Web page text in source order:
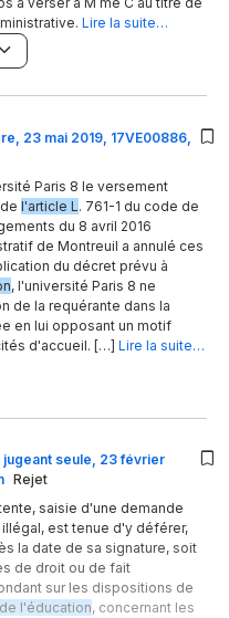
Lire la suite…
23 mai 2019, 17VE00886,
Paris 8 le versement
l'article L . 761-1 du code de
du 8 avril 2016
de Montreuil a annulé ces
du décret prévu à
, l'université Paris 8 ne
de la requérante dans la
en lui opposant un motif
d'accueil. […] Lire la suite…
seule, 23 février
Rejet
saisie d'une demande
est tenue d'y déférer,
la date de sa signature, soit
de droit ou de fait
sur les dispositions de
l'éducation, concernant les